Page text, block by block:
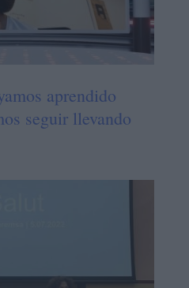
aprendido
seguir llevando